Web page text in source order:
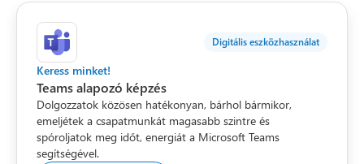
Digitális eszközhasználat
Keress minket!
Teams alapozó képzés
Dolgozzatok közösen hatékonyan, bárhol bármikor,
emeljétek a csapatmunkát magasabb szintre és
spóroljatok meg időt, energiát a Microsoft Teams
segítségével.